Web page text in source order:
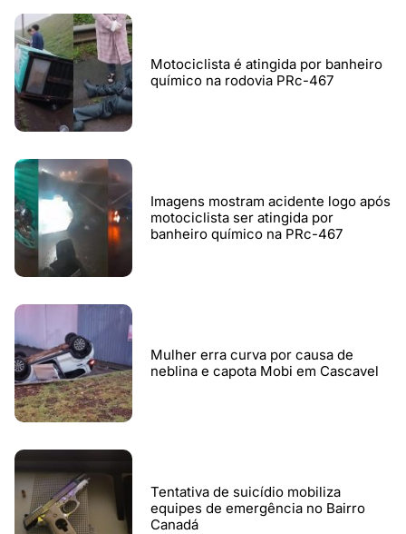
Motociclista é atingida por banheiro
químico na rodovia PRc-467
Imagens mostram acidente logo após
motociclista ser atingida por
banheiro químico na PRc-467
Mulher erra curva por causa de
neblina e capota Mobi em Cascavel
Tentativa de suicídio mobiliza
equipes de emergência no Bairro
Canadá